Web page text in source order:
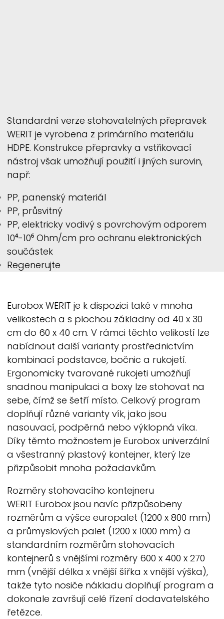
Standardní verze stohovatelných přepravek
WERIT je vyrobena z primárního materiálu
HDPE. Konstrukce přepravky a vstřikovací
nástroj však umožňují použití i jiných surovin,
např:
PP, panenský materiál
PP, průsvitný
PP, elektricky vodivý s povrchovým odporem
10⁴-10⁶ Ohm/cm pro ochranu elektronických
součástek
Regenerujte
EuroboxWERIT je k dispozici také v mnoha
velikostech a s plochou základny od 40 x 30
cm do 60 x 40 cm. V rámci těchto velikostí lze
nabídnout další varianty prostřednictvím
kombinací podstavce, bočnic a rukojetí.
Ergonomicky tvarované rukojeti umožňují
snadnou manipulaci a boxy lze stohovat na
sebe, čímž se šetří místo. Celkový program
doplňují různé varianty vík, jako jsou
nasouvací, podpěrná nebo výklopná víka.
Díky těmto možnostem je Eurobox univerzální
a všestranný plastový kontejner, který lze
přizpůsobit mnoha požadavkům.
Rozměry stohovacího kontejneru
WERIT Eurobox jsou navíc přizpůsobeny
rozměrům a výšce europalet (1200 x 800 mm)
a průmyslových palet (1200 x 1000 mm) a
standardním rozměrům stohovacích
kontejnerů s vnějšími rozměry 600 x 400 x 270
mm (vnější délka x vnější šířka x vnější výška),
takže tyto nosiče nákladu doplňují program a
dokonale završují celé řízení dodavatelského
řetězce.